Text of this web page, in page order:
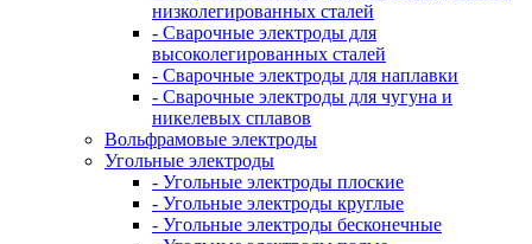
низколегированных сталей
- Сварочные электроды для
высоколегированных сталей
- Сварочные электроды для наплавки
- Сварочные электроды для чугуна и
никелевых сплавов
Вольфрамовые электроды
Угольные электроды
- Угольные электроды плоские
- Угольные электроды круглые
- Угольные электроды бесконечные